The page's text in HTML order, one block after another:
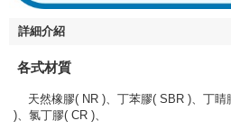
詳細介紹
各式材質
天然橡膠( NR )、丁苯膠( SBR )、丁睛
)、氯丁膠( CR )、